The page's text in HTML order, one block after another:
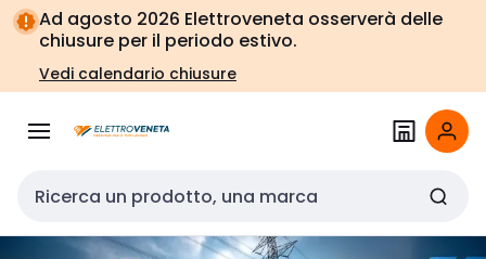
Vai alla
navigazione
Vai
alla
pagina
Ad agosto 2026 Elettroveneta osserverà delle
chiusure per il periodo estivo.
Vedi calendario chiusure
Cerca input